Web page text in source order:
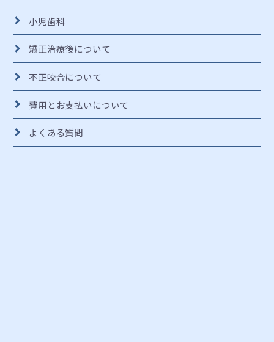
小児歯科
矯正治療後について
不正咬合について
費用とお支払いについて
よくある質問